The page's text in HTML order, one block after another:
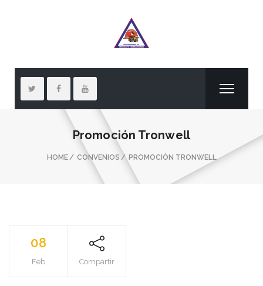
Promoción Tronwell
HOME CONVENIOS PROMOCIÓN TRONWELL
08
Feb Compartir